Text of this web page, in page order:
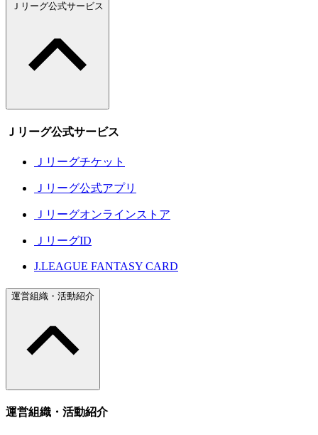
Ｊリーグ公式サービス
Ｊリーグ公式サービス
Ｊリーグチケット
Ｊリーグ公式アプリ
Ｊリーグオンラインストア
ＪリーグID
J.LEAGUE FANTASY CARD
運営組織・活動紹介
運営組織・活動紹介